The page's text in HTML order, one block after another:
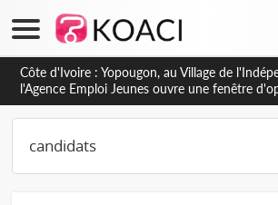
Côte d'Ivoire : CHU de Treichville, après la
contractuels obtiennent un accord avec la
arriérés du SMIG 2023